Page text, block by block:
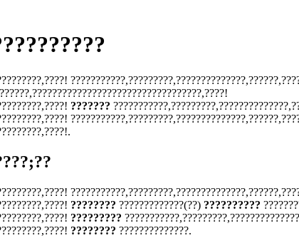
???????
???????? ?????????????(??) ??????????
?????????
???????? ??????????????.